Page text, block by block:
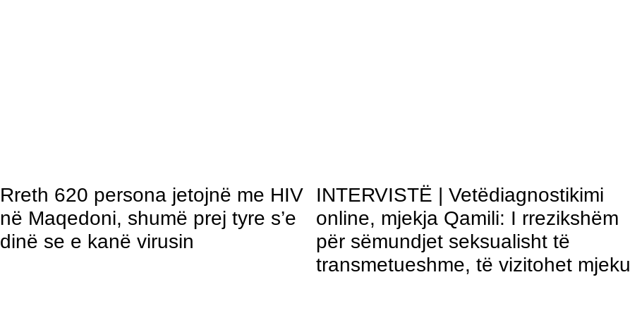
Rreth 620 persona jetojnë me HIV
në Maqedoni, shumë prej tyre s’e
dinë se e kanë virusin
INTERVISTË | Vetëdiagnostikimi
online, mjekja Qamili: I rrezikshëm
për sëmundjet seksualisht të
transmetueshme, të vizitohet mjeku